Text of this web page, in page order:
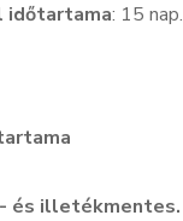
: 15 nap.
és illetékmentes.